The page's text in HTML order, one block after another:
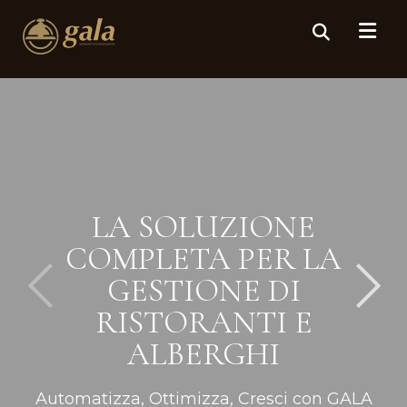
LA SOLUZIONE
COMPLETA PER LA
GESTIONE DI
RISTORANTI E
ALBERGHI
Automatizza, Ottimizza, Cresci con GALA